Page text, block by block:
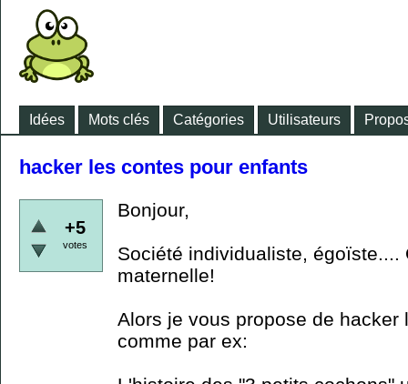
Idées Mots clés Catégories Utilisateurs
hacker les contes pour enfants
+5
votes
Bonjour,
Société individualiste, égoïste....
maternelle!
Alors je vous propose de hacker
comme par ex: